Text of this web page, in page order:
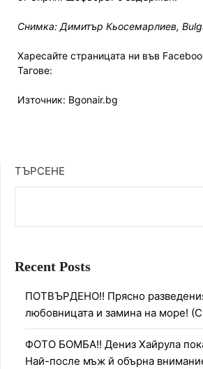
Снимка: Димитър Кьосемарлиев,
Харесайте страницата ни във
Тагове:
Източник: Bgonair.bg
ТЪРСЕНЕ
Recent Posts
ПОТВЪРДЕНО!! Прясно
любовницата и замина на море!
ФОТО БОМБА!! Дениз Хайрула
Най-после мъж й обърна